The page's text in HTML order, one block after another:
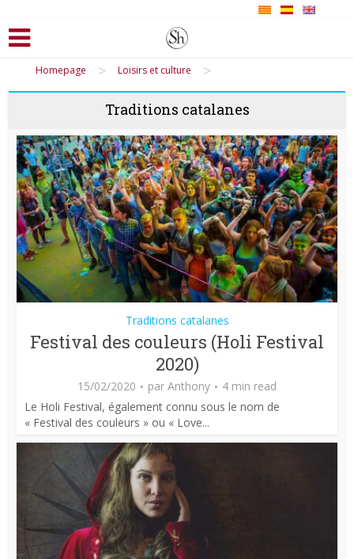
Homepage > Loisirs et culture >
Traditions catalanes
Traditions catalanes
Festival des couleurs (Holi Festival
2020)
15/02/2020 par Anthony
4 min read
Le Holi Festival, également connu sous le nom de
« Festival des couleurs » ou « Love...